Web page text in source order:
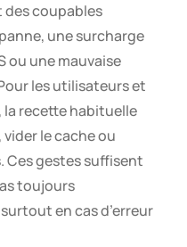
coupables
une surcharge
ou une mauvaise
les utilisateurs et
la recette habituelle
le cache ou
gestes suffisent
toujours
en cas d’erreur